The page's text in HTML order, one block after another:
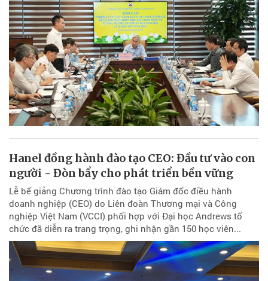
Hanel đồng hành đào tạo CEO: Đầu tư vào con
người - Đòn bẩy cho phát triển bền vững
Lễ bế giảng Chương trình đào tạo Giám đốc điều hành
doanh nghiệp (CEO) do Liên đoàn Thương mại và Công
nghiệp Việt Nam (VCCI) phối hợp với Đại học Andrews tổ
chức đã diễn ra trang trọng, ghi nhận gần 150 học viên...